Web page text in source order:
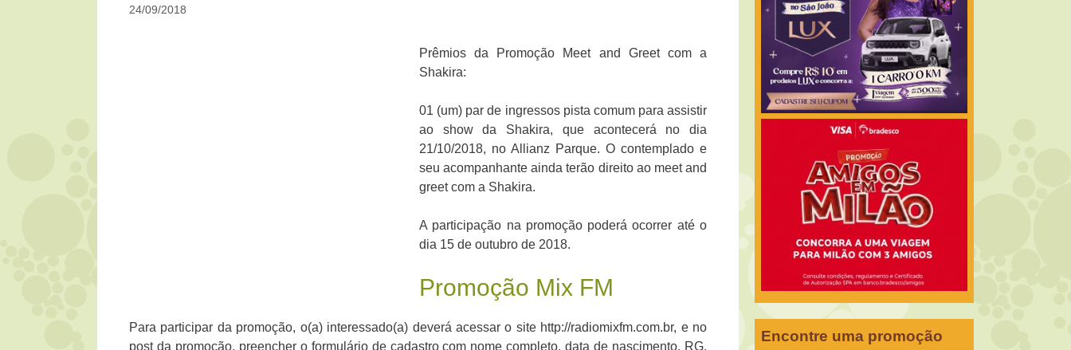
24/09/2018
Prêmios da Promoção Meet and Greet com a
Shakira:
01 (um) par de ingressos pista comum para assistir
ao show da Shakira, que acontecerá no dia
21/10/2018, no Allianz Parque. O contemplado e
seu acompanhante ainda terão direito ao meet and
greet com a Shakira.
A participação na promoção poderá ocorrer até o
dia 15 de outubro de 2018.
Promoção Mix FM
Para participar da promoção, o(a) interessado(a) deverá acessar o site http://radiomixfm.com.br, e no
post da promoção, preencher o formulário de cadastro com nome completo, data de nascimento, RG,
Encontre uma promoção